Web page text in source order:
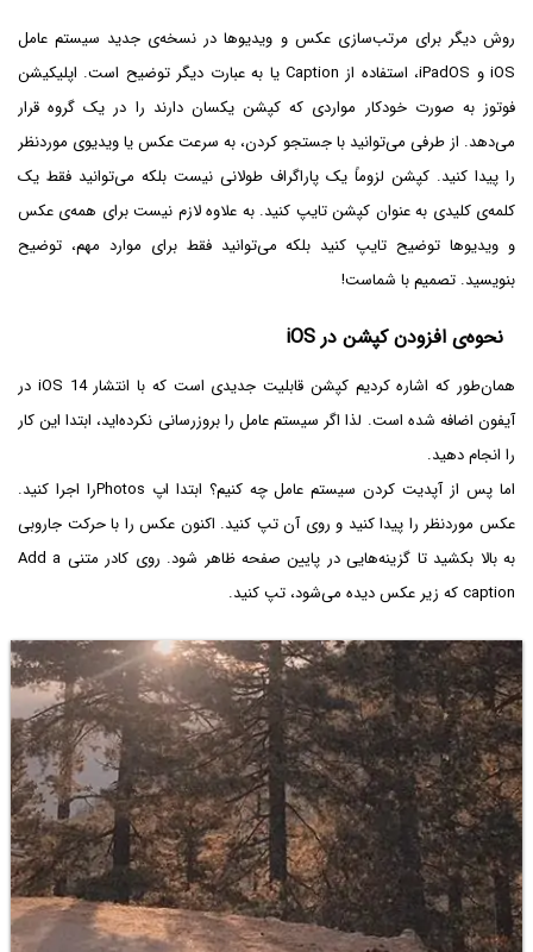
روش دیگر برای مرتب‌سازی عکس و ویدیوها در نسخه‌ی جدید سیستم عامل
iOS و iPadOS، استفاده از Caption یا به عبارت دیگر توضیح است. اپلیکیشن
فوتوز به صورت خودکار مواردی که کپشن یکسان دارند را در یک گروه قرار
می‌دهد. از طرفی می‌توانید با جستجو کردن، به سرعت عکس یا ویدیوی موردنظر
را پیدا کنید. کپشن لزوماً یک پاراگراف طولانی نیست بلکه می‌توانید فقط یک
کلمه‌ی کلیدی به عنوان کپشن تایپ کنید. به علاوه لازم نیست برای همه‌ی عکس
و ویدیوها توضیح تایپ کنید بلکه می‌توانید فقط برای موارد مهم، توضیح
بنویسید. تصمیم با شماست!
نحوه‌ی افزودن کپشن در iOS
همان‌طور که اشاره کردیم کپشن قابلیت جدیدی است که با انتشار iOS 14 در
آیفون اضافه شده است. لذا اگر سیستم عامل را بروزرسانی نکرده‌اید، ابتدا این کار
را انجام دهید.
اما پس از آپدیت کردن سیستم عامل چه کنیم؟ ابتدا اپ Photos‌را اجرا کنید.
عکس موردنظر را پیدا کنید و روی آن تپ کنید. اکنون عکس را با حرکت جاروبی
به بالا بکشید تا گزینه‌هایی در پایین صفحه ظاهر شود. روی کادر متنی Add a
caption که زیر عکس دیده می‌شود، تپ کنید.